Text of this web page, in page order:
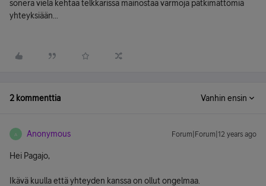
sonera vielä kehtaa telkkarissa mainostaa varmoja pätkimättömiä
yhteyksiään...
2 kommenttia Vanhin ensin
A Anonymous Forum|Forum|12 years ago
Hei Pagajo,
Ikävä kuulla että yhteyden kanssa on ollut ongelmaa.